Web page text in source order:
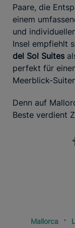
Paare, die
einem
und
Insel empfiehlt
del Sol Suites
perfekt für
Meerblick-
Denn auf
Beste verdient
Mallorca